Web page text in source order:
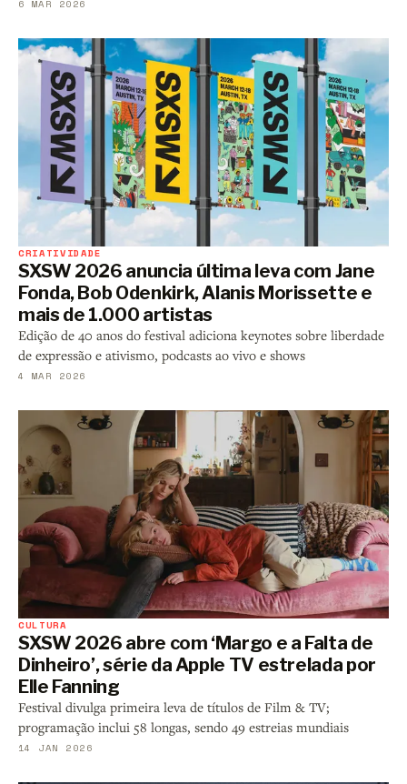
6 MAR 2026
CRIATIVIDADE
SXSW 2026 anuncia última leva com Jane
Fonda, Bob Odenkirk, Alanis Morissette e
mais de 1.000 artistas
Edição de 40 anos do festival adiciona keynotes sobre liberdade
de expressão e ativismo, podcasts ao vivo e shows
4 MAR 2026
CULTURA
SXSW 2026 abre com ‘Margo e a Falta de
Dinheiro’, série da Apple TV estrelada por
Elle Fanning
Festival divulga primeira leva de títulos de Film & TV;
programação inclui 58 longas, sendo 49 estreias mundiais
14 JAN 2026